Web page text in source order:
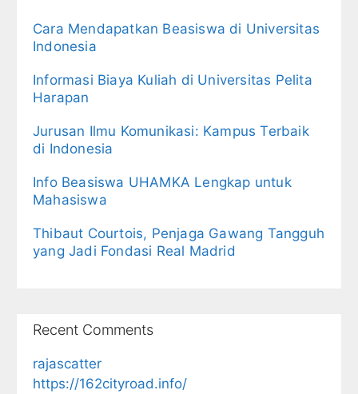
Cara Mendapatkan Beasiswa di Universitas
Indonesia
Informasi Biaya Kuliah di Universitas Pelita
Harapan
Jurusan Ilmu Komunikasi: Kampus Terbaik
di Indonesia
Info Beasiswa UHAMKA Lengkap untuk
Mahasiswa
Thibaut Courtois, Penjaga Gawang Tangguh
yang Jadi Fondasi Real Madrid
Recent Comments
rajascatter
https://162cityroad.info/